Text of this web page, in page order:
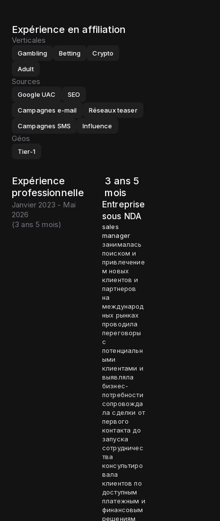
Expérience en affiliation
Verticales
Gambling Betting
Crypto
Adult
Sources
Google UAC
SEO
Campagnes e-mail
Réseaux teaser
Campagnes SMS
Influence
Géos
Tier-1
Expérience
professionnelle
3 ans 5
mois
Janvier 2023 - Mai
2026
(3 ans 5 mois)
Entreprise
sous NDA
sales
manager
занималась
поиском и
привлечение
м новых
клиентов и
партнеров
на
международ
ных рынках
проводила
переговоры
с
потенциальн
ыми
клиентами и
выявляла
бизнес-
потребности
сопровожда
ла сделки от
первого
контакта до
запуска
сотрудничес
тва
консультиро
вала
клиентов по
доступным
платежным и
финансовым
решениям